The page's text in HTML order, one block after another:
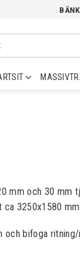
mm och 30 mm
3250x1580
och bifoga